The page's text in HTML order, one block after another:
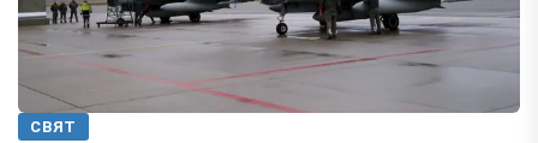
СВЯТ